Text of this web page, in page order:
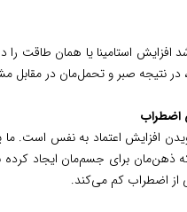
افزایش استامینا یا همان طاقت را
در نتیجه صبر و تحمل‌مان در مقابل
اضطراب
افزایش اعتماد به نفس است.
ذهن‌مان برای جسم‌مان ایجاد
از اضطراب کم می‌کند.